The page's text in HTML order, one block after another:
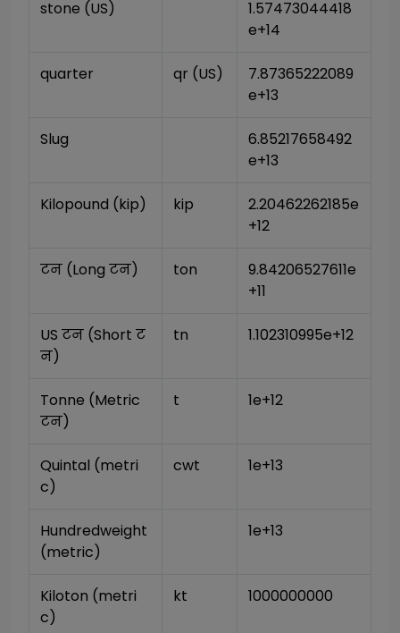
stone (US)
1.57473044418
e+14
quarter qr (US)
7.87365222089
e+13
Slug
6.85217658492
e+13
Kilopound (kip) kip
2.20462262185e
+12
टन (Long टन) ton
9.84206527611e
+11
US टन (Short ट
न)
tn 1.102310995e+12
Tonne (Metric
टन)
t 1e+12
Quintal (metri
c)
cwt 1e+13
Hundredweight
(metric)
1e+13
Kiloton (metri
c)
kt 1000000000